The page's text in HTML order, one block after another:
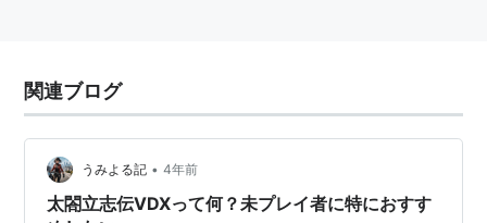
より売り上げこそ少ないが、良識あるユーザーからは絶
大な支持を得ている。
町人や移動中に出会った武将を襲撃できたり、金策のた
めにちんちろりんに興じたり、大名家から勝手に独立し
て、元いた主家と対立できるなど自由度が高いのが特長
関連ブログ
うみよる記 • 4年前
太閤立志伝VDXって何？未プレイ者に特におすす